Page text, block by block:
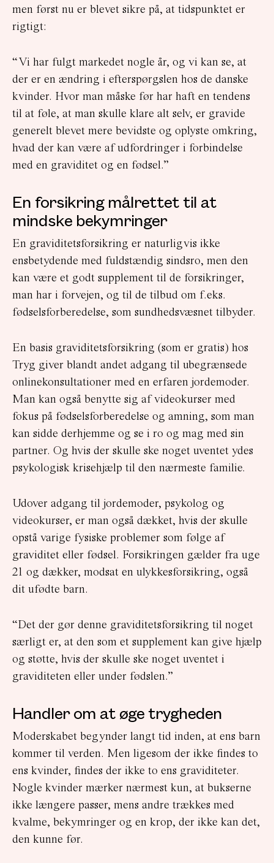
men først nu er blevet sikre på, at tidspunktet er
rigtigt:
“Vi har fulgt markedet nogle år, og vi kan se, at
der er en ændring i efterspørgslen hos de danske
kvinder. Hvor man måske før har haft en tendens
til at føle, at man skulle klare alt selv, er gravide
generelt blevet mere bevidste og oplyste omkring,
hvad der kan være af udfordringer i forbindelse
med en graviditet og en fødsel.”
En forsikring målrettet til at
mindske bekymringer
En graviditetsforsikring er naturligvis ikke
ensbetydende med fuldstændig sindsro, men den
kan være et godt supplement til de forsikringer,
man har i forvejen, og til de tilbud om f.eks.
fødselsforberedelse, som sundhedsvæsnet tilbyder.
En basis graviditetsforsikring (som er gratis) hos
Tryg giver blandt andet adgang til ubegrænsede
onlinekonsultationer med en erfaren jordemoder.
Man kan også benytte sig af videokurser med
fokus på fødselsforberedelse og amning, som man
kan sidde derhjemme og se i ro og mag med sin
partner. Og hvis der skulle ske noget uventet ydes
psykologisk krisehjælp til den nærmeste familie.
Udover adgang til jordemoder, psykolog og
videokurser, er man også dækket, hvis der skulle
opstå varige fysiske problemer som følge af
graviditet eller fødsel. Forsikringen gælder fra uge
21 og dækker, modsat en ulykkesforsikring, også
dit ufødte barn.
“Det der gør denne graviditetsforsikring til noget
særligt er, at den som et supplement kan give hjælp
og støtte, hvis der skulle ske noget uventet i
graviditeten eller under fødslen.”
Handler om at øge trygheden
Moderskabet begynder langt tid inden, at ens barn
kommer til verden. Men ligesom der ikke findes to
ens kvinder, findes der ikke to ens graviditeter.
Nogle kvinder mærker nærmest kun, at bukserne
ikke længere passer, mens andre trækkes med
kvalme, bekymringer og en krop, der ikke kan det,
den kunne før.